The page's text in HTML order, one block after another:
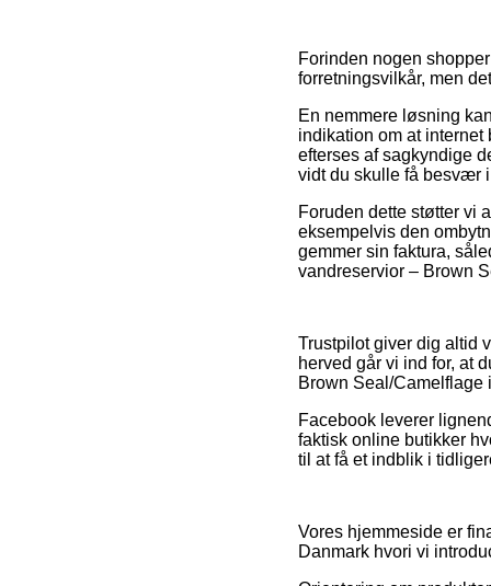
Forinden nogen
forretningsvilkår, men
En nemmere løsning
indikation om at
efterses af sagkyndige
vidt du skulle få besvær
Foruden dette støtter vi
eksempelvis den
gemmer sin faktura,
vandreservior – Brown
Trustpilot giver dig altid
herved går vi ind for, at
Brown Seal/Camelflage
Facebook leverer
faktisk online butikker
til at få et indblik i
Vores hjemmeside er
Danmark hvori vi